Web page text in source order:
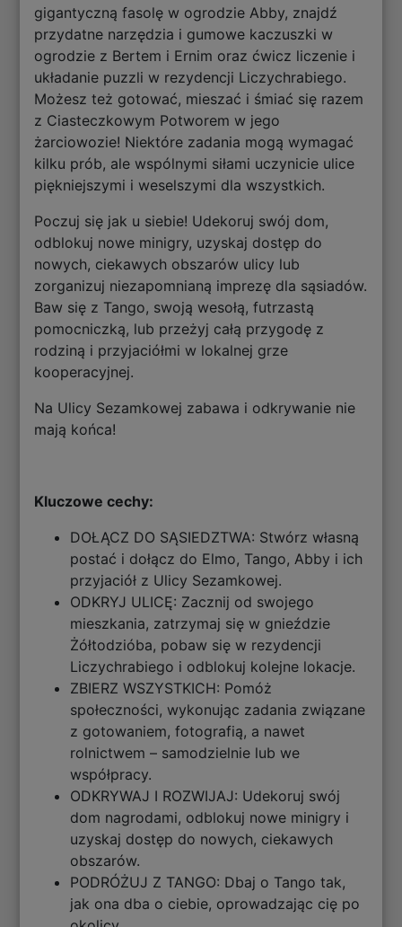
gigantyczną fasolę w ogrodzie Abby, znajdź
przydatne narzędzia i gumowe kaczuszki w
ogrodzie z Bertem i Ernim oraz ćwicz liczenie i
układanie puzzli w rezydencji Liczychrabiego.
Możesz też gotować, mieszać i śmiać się razem
z Ciasteczkowym Potworem w jego
żarciowozie! Niektóre zadania mogą wymagać
kilku prób, ale wspólnymi siłami uczynicie ulice
piękniejszymi i weselszymi dla wszystkich.
Poczuj się jak u siebie! Udekoruj swój dom,
odblokuj nowe minigry, uzyskaj dostęp do
nowych, ciekawych obszarów ulicy lub
zorganizuj niezapomnianą imprezę dla sąsiadów.
Baw się z Tango, swoją wesołą, futrzastą
pomocniczką, lub przeżyj całą przygodę z
rodziną i przyjaciółmi w lokalnej grze
kooperacyjnej.
Na Ulicy Sezamkowej zabawa i odkrywanie nie
mają końca!
Kluczowe cechy:
DOŁĄCZ DO SĄSIEDZTWA: Stwórz własną
postać i dołącz do Elmo, Tango, Abby i ich
przyjaciół z Ulicy Sezamkowej.
ODKRYJ ULICĘ: Zacznij od swojego
mieszkania, zatrzymaj się w gnieździe
Żółtodzióba, pobaw się w rezydencji
Liczychrabiego i odblokuj kolejne lokacje.
ZBIERZ WSZYSTKICH: Pomóż
społeczności, wykonując zadania związane
z gotowaniem, fotografią, a nawet
rolnictwem – samodzielnie lub we
współpracy.
ODKRYWAJ I ROZWIJAJ: Udekoruj swój
dom nagrodami, odblokuj nowe minigry i
uzyskaj dostęp do nowych, ciekawych
obszarów.
PODRÓŻUJ Z TANGO: Dbaj o Tango tak,
jak ona dba o ciebie, oprowadzając cię po